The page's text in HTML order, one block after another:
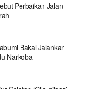
Perbaikan Jalan
Bakal Jalankan
Narkoba